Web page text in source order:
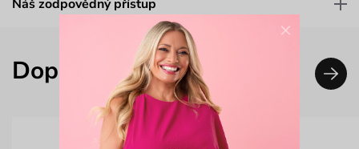
Náš zodpovědný přístup
Doplň svůj look
×